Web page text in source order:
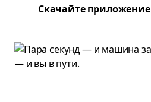
Скачайте приложение